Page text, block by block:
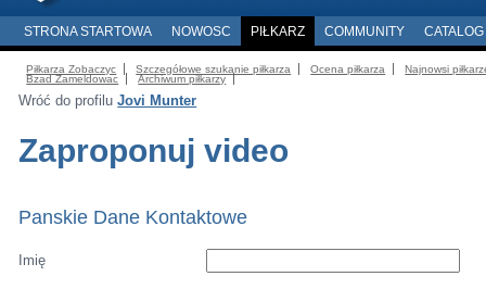
STRONA STARTOWA NOWOSC PIŁKARZ COMMUNITY CATALOG
Piłkarza Zobaczyc Szczegółowe szukanie piłkarza Ocena piłkarza
Najnowsi
Bzad Zameldowac
Archiwum piłkarzy
Wróć do profiluJovi Munter
Zaproponuj video
Panskie Dane Kontaktowe
Imię